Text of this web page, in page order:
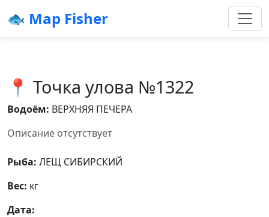
🐟 Map Fisher
📍 Точка улова №1322
Водоём: ВЕРХНЯЯ ПЕЧЕРА
Описание отсутствует
Рыба: ЛЕЩ СИБИРСКИЙ
Вес: кг
Дата: